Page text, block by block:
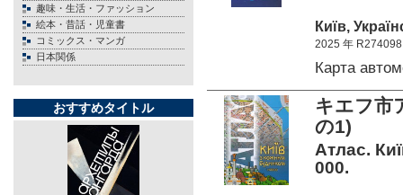
趣味・生活・ファッション
絵本・昔話・児童書
コミックス・マンガ
日本関係
おすすめタイトル
Київ,
2025 年 R274098
Карта
キエフ
の1)
Атлас.
000.